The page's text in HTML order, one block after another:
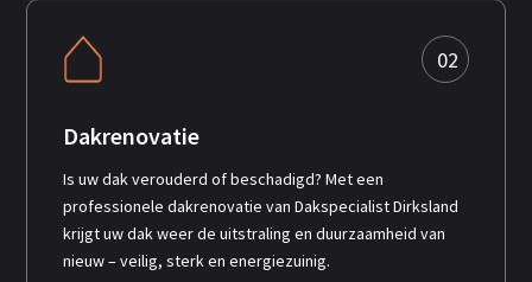
02
Dakrenovatie
Is uw dak verouderd of beschadigd? Met een
professionele dakrenovatie van Dakspecialist Dirksland
krijgt uw dak weer de uitstraling en duurzaamheid van
nieuw – veilig, sterk en energiezuinig.